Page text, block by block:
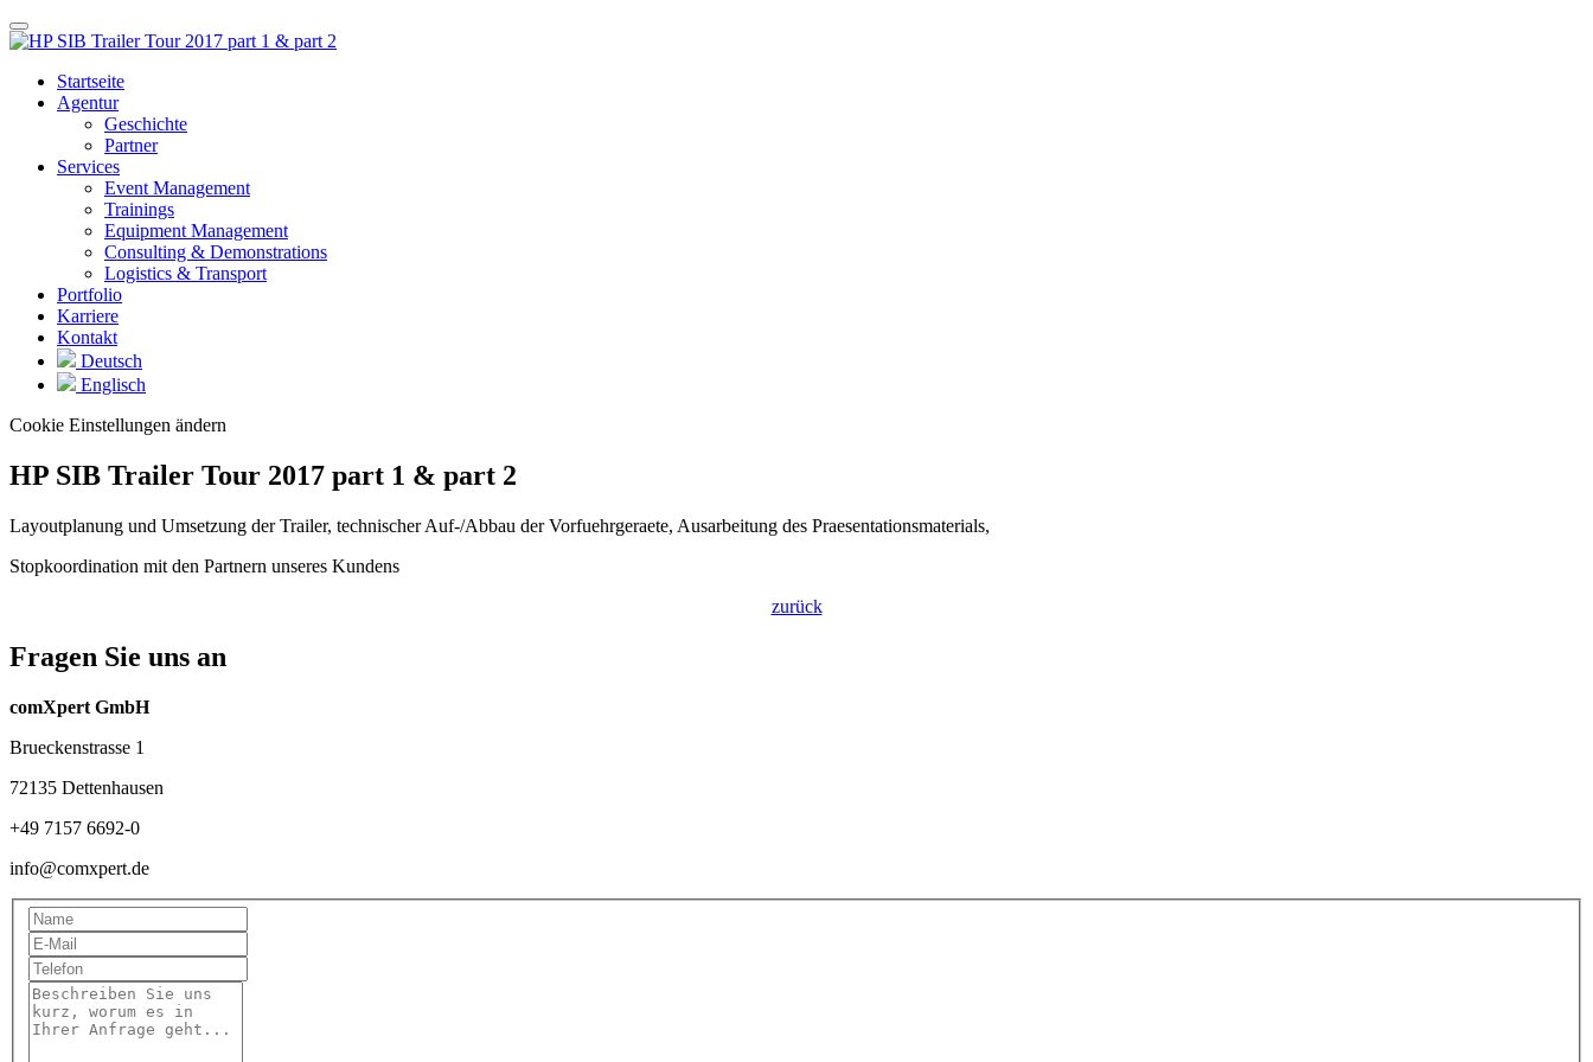
Startseite
Agentur
Geschichte
Partner
Services
Event Management
Trainings
Equipment Management
Consulting & Demonstrations
Logistics & Transport
Portfolio
Karriere
Kontakt
Deutsch
Englisch
Cookie Einstellungen ändern
HP SIB Trailer Tour 2017 part 1 & part 2
Layoutplanung und Umsetzung der Trailer, technischer Auf-/Abbau der Vorfuehrgeraete, Ausarbeitung des Praesentationsmaterials,
Stopkoordination mit den Partnern unseres Kundens
zurück
Fragen Sie uns an
comXpert GmbH
Brueckenstrasse 1
72135 Dettenhausen
+49 7157 6692-0
info@comxpert.de